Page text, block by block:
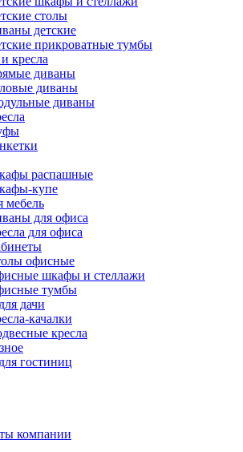
столы
детские
прикроватные тумбы
кресла
диваны
диваны
диваны
распашные
купе
мебель
для офиса
для офиса
офисные
шкафы и стеллажи
тумбы
дачи
качалки
кресла
гостиниц
компании